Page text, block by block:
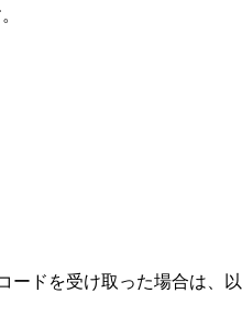
ードを受け取った場合は、以